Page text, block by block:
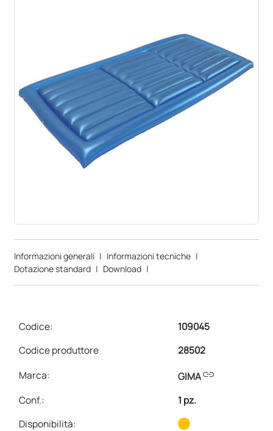
Informazioni generali | Informazioni tecniche |
Dotazione standard | Download |
Codice:
109045
Codice produttore
28502
Marca:
GIMAlink
Conf.:
1 pz.
Disponibilità: